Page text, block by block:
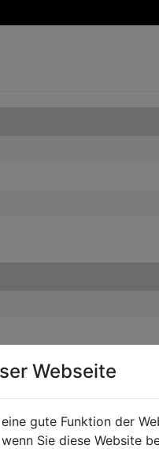
Webseite
gute Funktion der
Sie diese Website